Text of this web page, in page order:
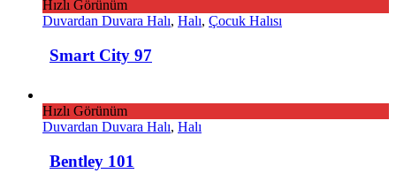
Hızlı Görünüm
Duvardan Duvara Halı, Halı, Çocuk Halısı
Smart City 97
Hızlı Görünüm
Duvardan Duvara Halı, Halı
Bentley 101